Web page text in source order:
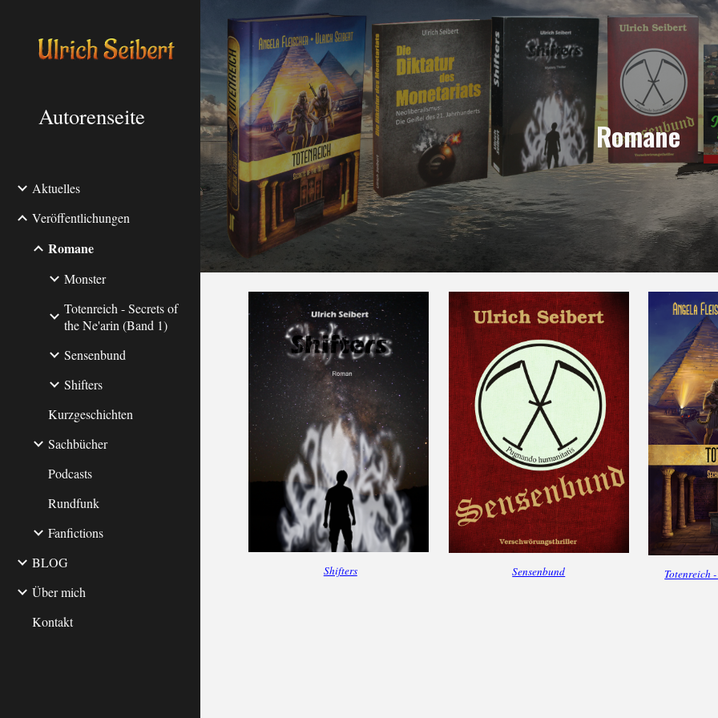
Skip to main content Skip to
Autorenseite
Aktuelles
Veröffentlichungen
Romane
Monster
Totenreich - Secrets of
the Ne'arin (Band 1)
Sensenbund
Shifters
Kurzgeschichten
Sachbücher
Podcasts
Rundfunk
Fanfictions
BLOG
Über mich
Kontakt
Romane
Shifters Sensenbund Totenreich